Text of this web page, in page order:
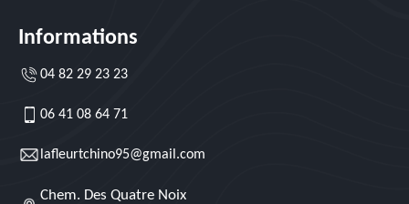
Informations
04 82 29 23 23
06 41 08 64 71
lafleurtchino95@gmail.com
Chem. Des Quatre Noix